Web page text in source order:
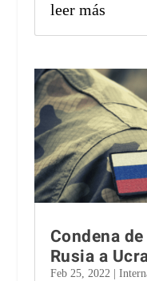
leer más
Condena
Rusia a
Feb 25, 2022|